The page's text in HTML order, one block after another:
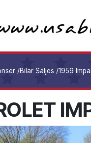
/Bilar Säljes /1959